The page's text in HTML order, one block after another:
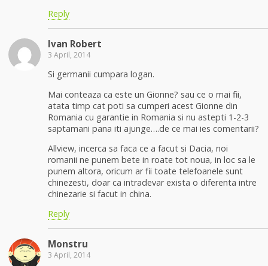
Reply
Ivan Robert
3 April, 2014
Si germanii cumpara logan.
Mai conteaza ca este un Gionne? sau ce o mai fii,
atata timp cat poti sa cumperi acest Gionne din
Romania cu garantie in Romania si nu astepti 1-2-3
saptamani pana iti ajunge….de ce mai ies comentarii?
Allview, incerca sa faca ce a facut si Dacia, noi
romanii ne punem bete in roate tot noua, in loc sa le
punem altora, oricum ar fii toate telefoanele sunt
chinezesti, doar ca intradevar exista o diferenta intre
chinezarie si facut in china.
Reply
Monstru
3 April, 2014